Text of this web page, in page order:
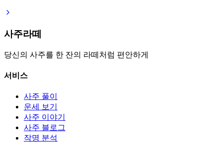
사주라떼
당신의 사주를 한 잔의 라떼처럼 편안하게
서비스
사주 풀이
운세 보기
사주 이야기
사주 블로그
작명 분석